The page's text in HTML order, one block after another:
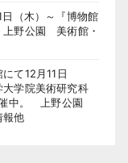
（木）～『博物館
野公園 美術館・
て12月11日
大学院美術研究科
中。 上野公園
他